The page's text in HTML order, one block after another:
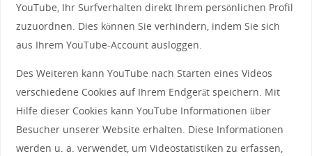
YouTube, Ihr Surfverhalten direkt Ihrem persönlichen Profil
zuzuordnen. Dies können Sie verhindern, indem Sie sich
aus Ihrem YouTube-Account ausloggen.
Des Weiteren kann YouTube nach Starten eines Videos
verschiedene Cookies auf Ihrem Endgerät speichern. Mit
Hilfe dieser Cookies kann YouTube Informationen über
Besucher unserer Website erhalten. Diese Informationen
werden u. a. verwendet, um Videostatistiken zu erfassen,